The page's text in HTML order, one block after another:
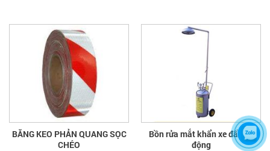
BĂNG KEO PHẢN QUANG SỌC
CHÉO
Bồn rửa mắt khẩn xe đẩy cơ
động